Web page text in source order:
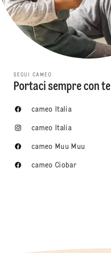
SEGUI CAMEO
Portaci sempre con te
cameo Italia
cameo Italia
cameo Muu Muu
cameo Ciobar